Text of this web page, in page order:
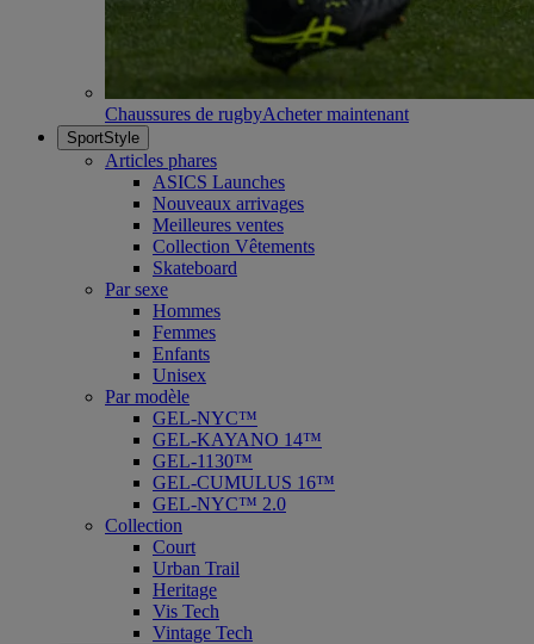
Chaussures de rugbyAcheter maintenant
SportStyle
Articles phares
ASICS Launches
Nouveaux arrivages
Meilleures ventes
Collection Vêtements
Skateboard
Par sexe
Hommes
Femmes
Enfants
Unisex
Par modèle
GEL-NYC™
GEL-KAYANO 14™
GEL-1130™
GEL-CUMULUS 16™
GEL-NYC™ 2.0
Collection
Court
Urban Trail
Heritage
Vis Tech
Vintage Tech